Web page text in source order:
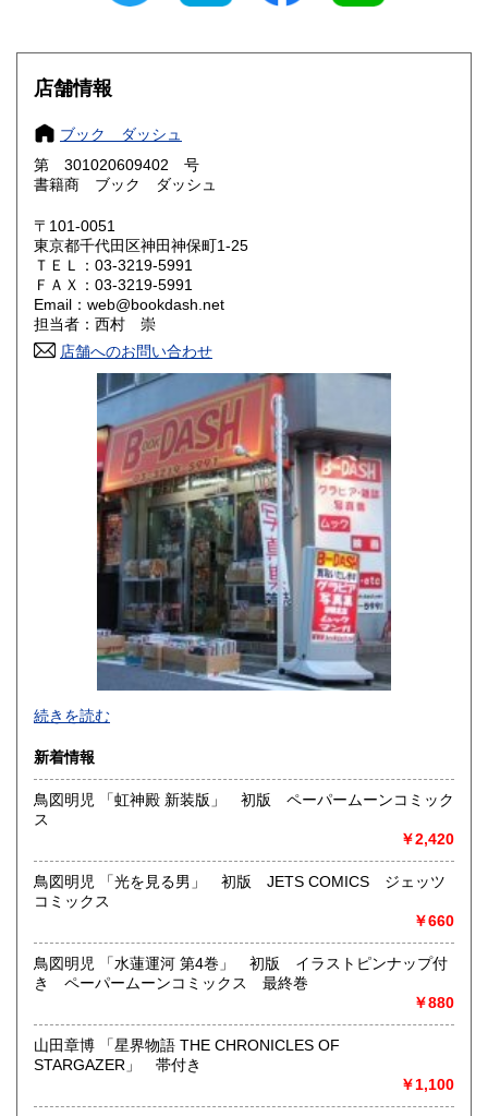
600円
滋賀県 600円 京都府 600円
大阪府
奈良県
鳥取県 600円
岡山県 600円
山口県 600円
香川県
福岡県
600円 長崎県
600円 大分県
600円 鹿児島県
600円
店舗情報
ブック ダッシュ
第 301020609402 号
書籍商 ブック ダッシュ
〒101-0051
東京都千代田区神田神保町1-25
ＴＥＬ：03-3219-5991
ＦＡＸ：03-3219-5991
Email：web@bookdash.net
担当者：西村 崇
店舗へのお問い合わせ
新旧女優・アイドルのグラビア、なつかしの本
映画・特撮、ゲーム・アニメ古漫画などの趣味本は当店にお
お取り扱いは、趣味のものすべてにわたります。
グラビアアイドル雑誌(キャンディーズなどの昔の女優・アイ
ドルも歓迎)
古マンガ・アニメロマンアルバム系、イラスト集、
美少女ゲーム、プレミアゲーム、攻略本・設定資料集
映画パンフレット、プレミアトイ、音楽
どんなジャンルでも買取することができます。
東京近郊出張買取していますのでお気軽にご相談ください。
線)
最寄駅：神保町駅 御茶ノ水駅
営業時間：12:00-20:00
定休日：なし 年末は30日午後5時に閉店、年始は3日正午よ
続きを読む
新着情報
鳥図明児 「虹神殿 新装版」 初版 ペーパームーンコミック
ス
￥2,420
鳥図明児 「光を見る男」 初版 JETS COMICS ジェッツ
コミックス
￥660
鳥図明児 「水蓮運河 第4巻」 初版 イラストピンナップ付
き ペーパームーンコミックス 最終巻
￥880
山田章博 「星界物語 THE CHRONICLES OF
STARGAZER」 帯付き
￥1,100